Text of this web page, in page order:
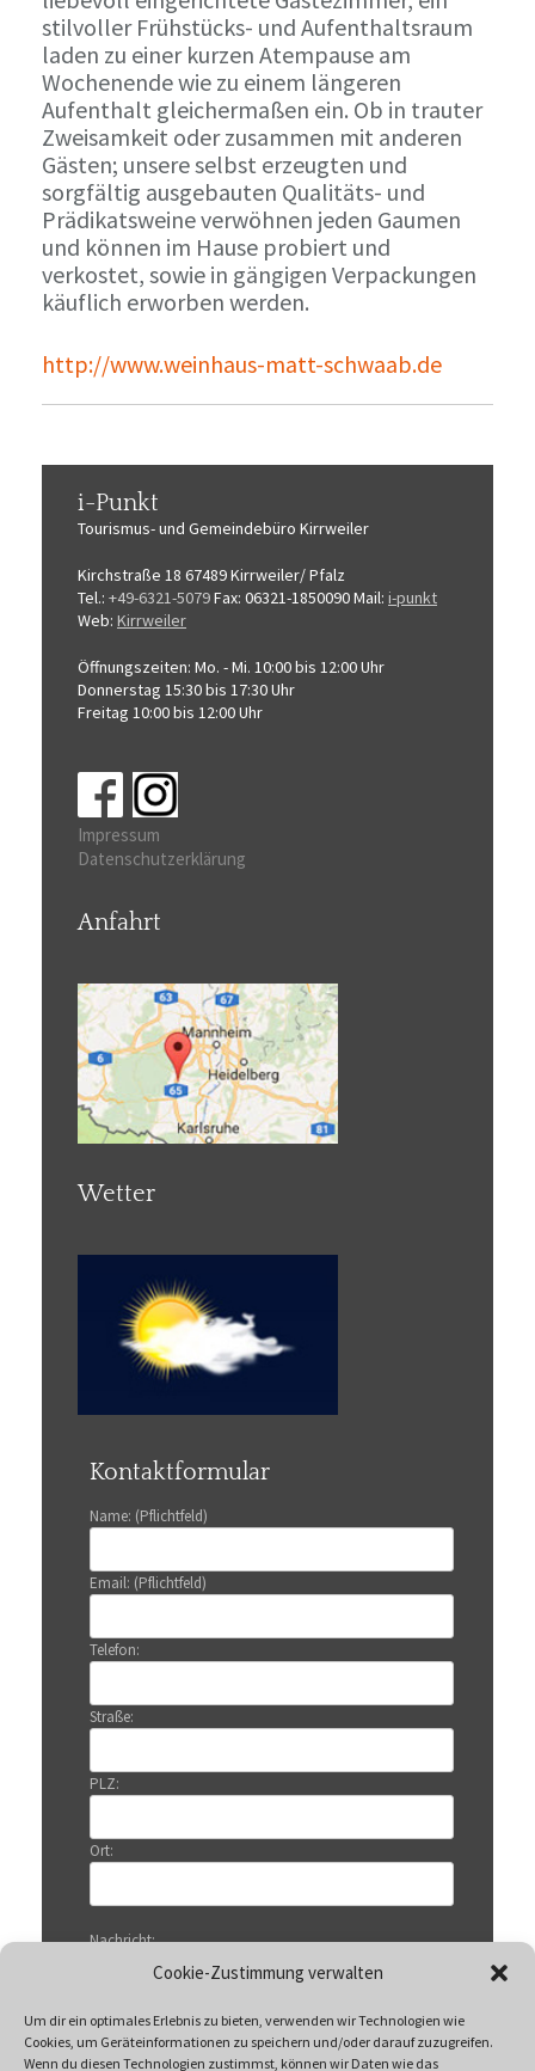
Cookie-Zustimmung verwalten
Um dir ein optimales Erlebnis zu bieten, verwenden wir Technologien wie
Cookies, um Geräteinformationen zu speichern und/oder darauf zuzugreifen.
Wenn du diesen Technologien zustimmst, können wir Daten wie das
stilvoller Frühstücks- und Aufenthaltsraum
laden zu einer kurzen Atempause am
Wochenende wie zu einem längeren
Aufenthalt gleichermaßen ein. Ob in trauter
Zweisamkeit oder zusammen mit anderen
Gästen; unsere selbst erzeugten und
sorgfältig ausgebauten Qualitäts- und
Prädikatsweine verwöhnen jeden Gaumen
und können im Hause probiert und
verkostet, sowie in gängigen Verpackungen
käuflich erworben werden.
http://www.weinhaus-matt-schwaab.de
i-Punkt
Tourismus-und Gemeindebüro Kirrweiler
Kirchstraße 18 67489 Kirrweiler/ Pfalz
Tel.: +49-6321-5079Fax: 06321-1850090Mail: i-punkt
Web: Kirrweiler
Öffnungszeiten: Mo. - Mi. 10:00 bis 12:00 Uhr
Donnerstag 15:30 bis 17:30 Uhr
Freitag 10:00 bis 12:00 Uhr
Impressum
Datenschutzerklärung
Anfahrt
Wetter
Kontaktformular
Name: (Pflichtfeld)
Email: (Pflichtfeld)
Telefon:
Straße:
PLZ:
Ort:
Nachricht: